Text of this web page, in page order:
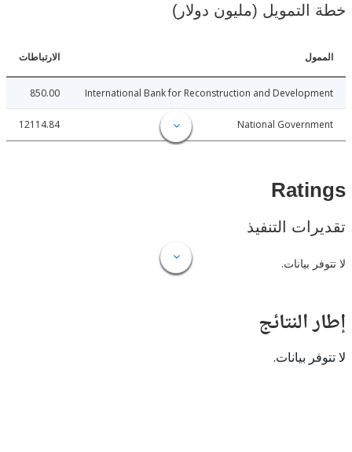
(مليون دولار)
الارتباطات
International Bank for Reconstruction and
850.00
National
12114.84
التنفيذ
بيانات.
بيانات.